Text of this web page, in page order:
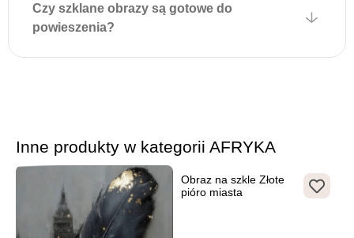
obrazie i delikatnie zawiesić
Czy szklane obrazy są gotowe do
powieszenia?
Inne produkty w kategorii AFRYKA
Obraz na szkle Złote
pióro miasta